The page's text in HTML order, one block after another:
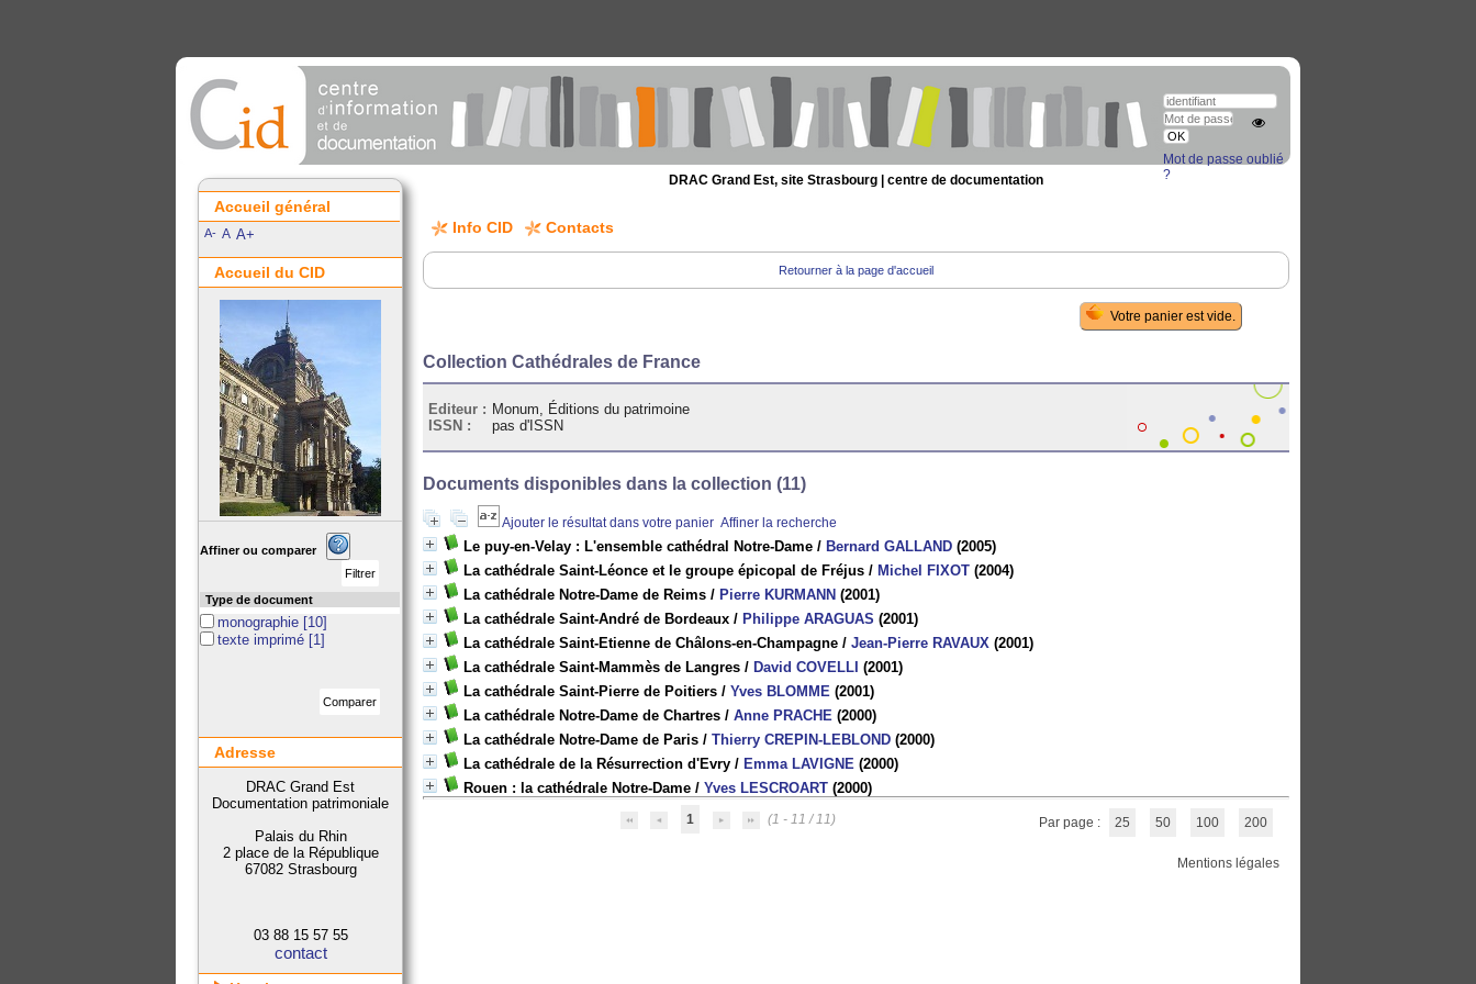
DRAC Grand Est, site Strasbourg | centre de documentation
Info CID Contacts
Retourner à la page d'accueil
Collection Cathédrales de France
Editeur : Monum, Éditions du patrimoine
ISSN :
pas d'ISSN
Documents disponibles dans la collection (11)
Ajouter le résultat dans votre panier Affiner la recherche
Le puy-en-Velay : L'ensemble cathédral Notre-Dame / Bernard GALLAND (2005)
La cathédrale Saint-Léonce et le groupe épicopal de Fréjus / Michel FIXOT (2004)
La cathédrale Notre-Dame de Reims / Pierre KURMANN (2001)
La cathédrale Saint-André de Bordeaux / Philippe ARAGUAS (2001)
La cathédrale Saint-Etienne de Châlons-en-Champagne /Jean-Pierre RAVAUX (2001)
La cathédrale Saint-Mammès de Langres / David COVELLI (2001)
La cathédrale Saint-Pierre de Poitiers /Yves BLOMME (2001)
La cathédrale Notre-Dame de Chartres /Anne PRACHE (2000)
La cathédrale Notre-Dame de Paris /Thierry CREPIN-LEBLOND (2000)
La cathédrale de la Résurrection d'Evry / Emma LAVIGNE (2000)
Rouen : la cathédrale Notre-Dame /Yves LESCROART (2000)
1 (1 - 11 / 11) Par page : 25 50 100 200
Mentions légales
Accueil général
A- A A+
Accueil du CID
Mot de passe oublié
?
Affiner ou comparer
Type de document
monographie [10]
texte imprimé [1]
Adresse
DRAC Grand Est
Documentation patrimoniale
Palais du Rhin
2 place de la République
67082 Strasbourg
03 88 15 57 55
contact